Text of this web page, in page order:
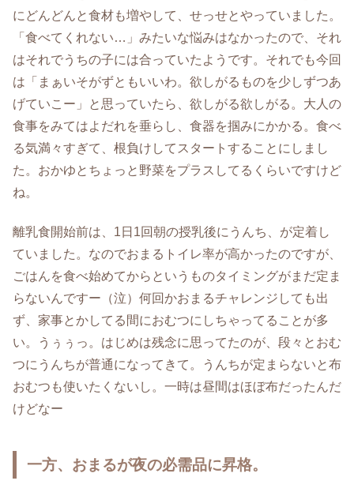
にどんどんと食材も増やして、せっせとやっていました。
「食べてくれない…」みたいな悩みはなかったので、それ
はそれでうちの子には合っていたようです。それでも今回
は「まぁいそがずともいいわ。欲しがるものを少しずつあ
げていこー」と思っていたら、欲しがる欲しがる。大人の
食事をみてはよだれを垂らし、食器を掴みにかかる。食べ
る気満々すぎて、根負けしてスタートすることにしまし
た。おかゆとちょっと野菜をプラスしてるくらいですけど
ね。
離乳食開始前は、1日1回朝の授乳後にうんち、が定着し
ていました。なのでおまるトイレ率が高かったのですが、
ごはんを食べ始めてからというものタイミングがまだ定ま
らないんですー（泣）何回かおまるチャレンジしても出
ず、家事とかしてる間におむつにしちゃってることが多
い。うぅぅっ。はじめは残念に思ってたのが、段々とおむ
つにうんちが普通になってきて。うんちが定まらないと布
おむつも使いたくないし。一時は昼間はほぼ布だったんだ
けどなー
一方、おまるが夜の必需品に昇格。